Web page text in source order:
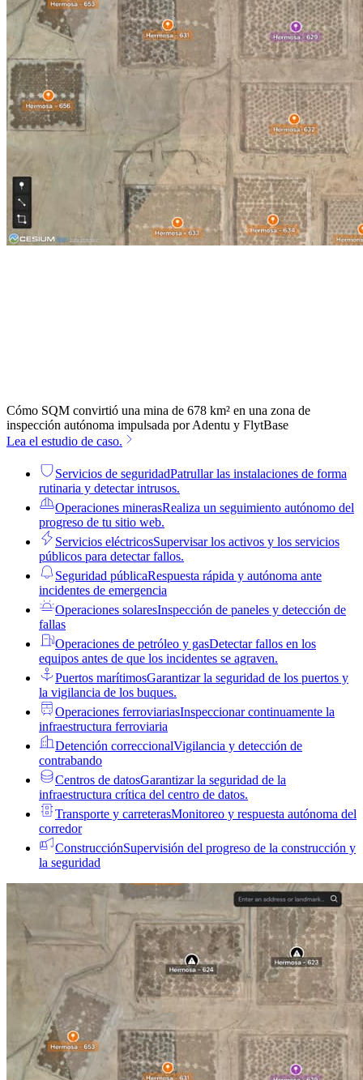
Cómo SQM convirtió una mina de 678 km² en una zona de
inspección autónoma impulsada por Adentu y FlytBase
Lea el estudio de caso.
Servicios de seguridadPatrullar las instalaciones de forma
rutinaria y detectar intrusos.
Operaciones minerasRealiza un seguimiento autónomo del
progreso de tu sitio web.
Servicios eléctricosSupervisar los activos y los servicios
públicos para detectar fallos.
Seguridad públicaRespuesta rápida y autónoma ante
incidentes de emergencia
Operaciones solaresInspección de paneles y detección de
fallas
Operaciones de petróleo y gasDetectar fallos en los
equipos antes de que los incidentes se agraven.
Puertos marítimosGarantizar la seguridad de los puertos y
la vigilancia de los buques.
Operaciones ferroviariasInspeccionar continuamente la
infraestructura ferroviaria
Detención correccionalVigilancia y detección de
contrabando
Centros de datosGarantizar la seguridad de la
infraestructura crítica del centro de datos.
Transporte y carreterasMonitoreo y respuesta autónoma del
corredor
ConstrucciónSupervisión del progreso de la construcción y
la seguridad